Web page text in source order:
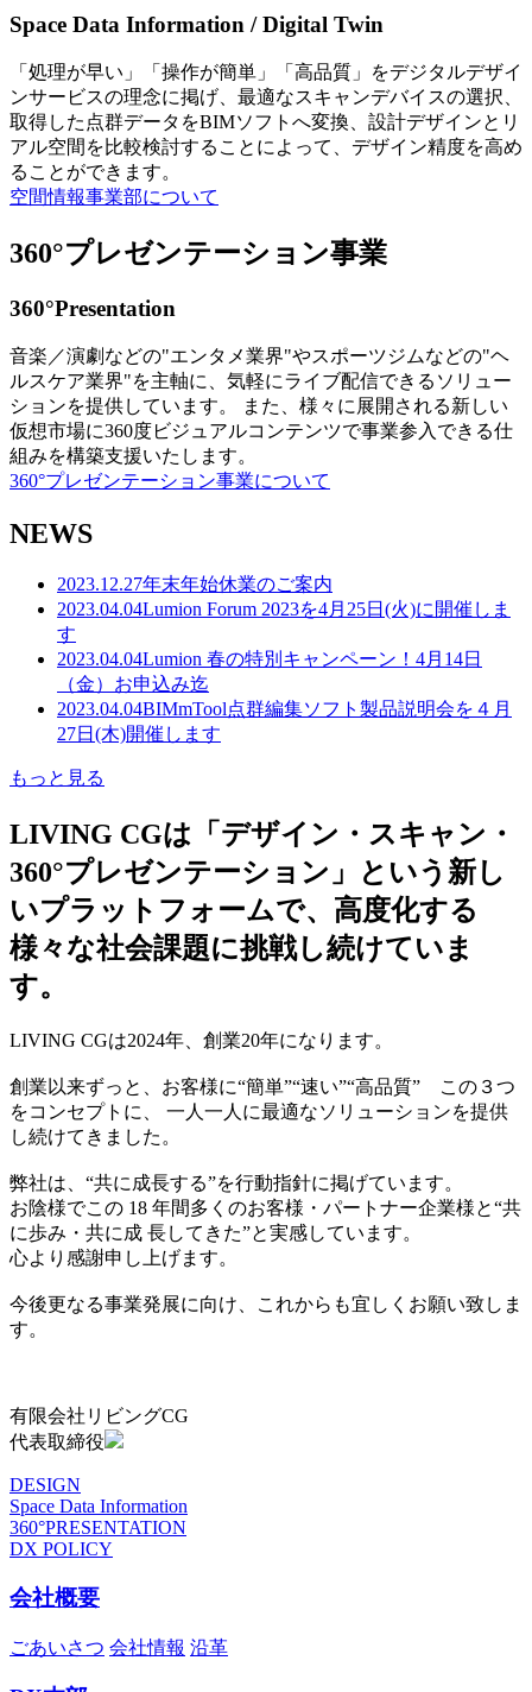
Space Data Information / Digital Twin
「処理が早い」「操作が簡単」「高品質」をデジタルデザイ
ンサービスの理念に掲げ、最適なスキャンデバイスの選択、
取得した点群データをBIMソフトへ変換、設計デザインとリ
アル空間を比較検討することによって、デザイン精度を高め
ることができます。
空間情報事業部について
360°プレゼンテーション事業
360°Presentation
音楽／演劇などの"エンタメ業界"やスポーツジムなどの"ヘ
ルスケア業界"を主軸に、気軽にライブ配信できるソリュー
ションを提供しています。 また、様々に展開される新しい
仮想市場に360度ビジュアルコンテンツで事業参入できる仕
組みを構築支援いたします。
360°プレゼンテーション事業について
NEWS
2023.12.27年末年始休業のご案内
2023.04.04Lumion Forum 2023を4月25日(火)に開催しま
す
2023.04.04Lumion 春の特別キャンペーン！4月14日
（金）お申込み迄
2023.04.04BIMmTool点群編集ソフト製品説明会を４月
27日(木)開催します
もっと見る
LIVING CGは「デザイン・スキャン・
360°プレゼンテーション」という新し
いプラットフォームで、高度化する
様々な社会課題に挑戦し続けていま
す。
LIVING CGは2024年、創業20年になります。
創業以来ずっと、お客様に“簡単”“速い”“高品質” この３つ
をコンセプトに、 一人一人に最適なソリューションを提供
し続けてきました。
弊社は、“共に成長する”を行動指針に掲げています。
お陰様でこの 18 年間多くのお客様・パートナー企業様と“共
に歩み・共に成 長してきた”と実感しています。
心より感謝申し上げます。
今後更なる事業発展に向け、これからも宜しくお願い致しま
す。
有限会社リビングCG
代表取締役
DESIGN
Space Data Information
360°PRESENTATION
DX POLICY
会社概要
ごあいさつ 会社情報 沿革